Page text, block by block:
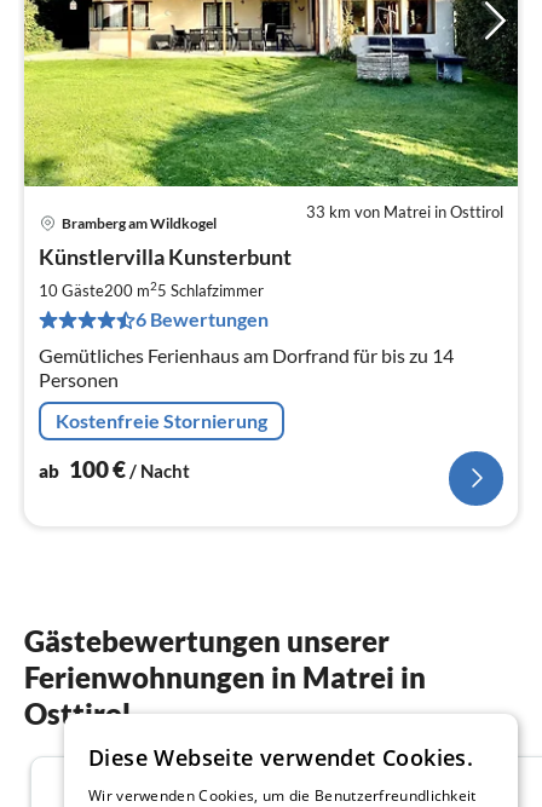
33 km von Matrei in Osttirol
Bramberg am Wildkogel
Künstlervilla Kunsterbunt
10 Gäste200 m25 Schlafzimmer
6 Bewertungen
Gemütliches Ferienhaus am Dorfrand für bis zu 14
Personen
Kostenfreie Stornierung
ab 100€ / Nacht
Gästebewertungen unserer
Ferienwohnungen in Matrei in
Osttirol
4.5
Diese Webseite verwendet Cookies.
Wir verwenden Cookies, um die Benutzerfreundlichkeit